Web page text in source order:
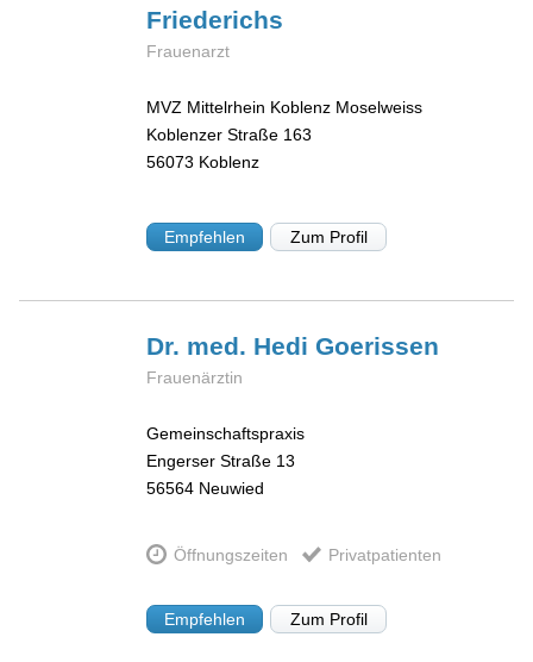
Friederichs
Frauenarzt
MVZ Mittelrhein Koblenz Moselweiss
Koblenzer Straße 163
56073 Koblenz
Empfehlen Zum Profil
Dr. med. HediGoerissen
Frauenärztin
Gemeinschaftspraxis
Engerser Straße 13
56564 Neuwied
Öffnungszeiten Privatpatienten
Empfehlen Zum Profil